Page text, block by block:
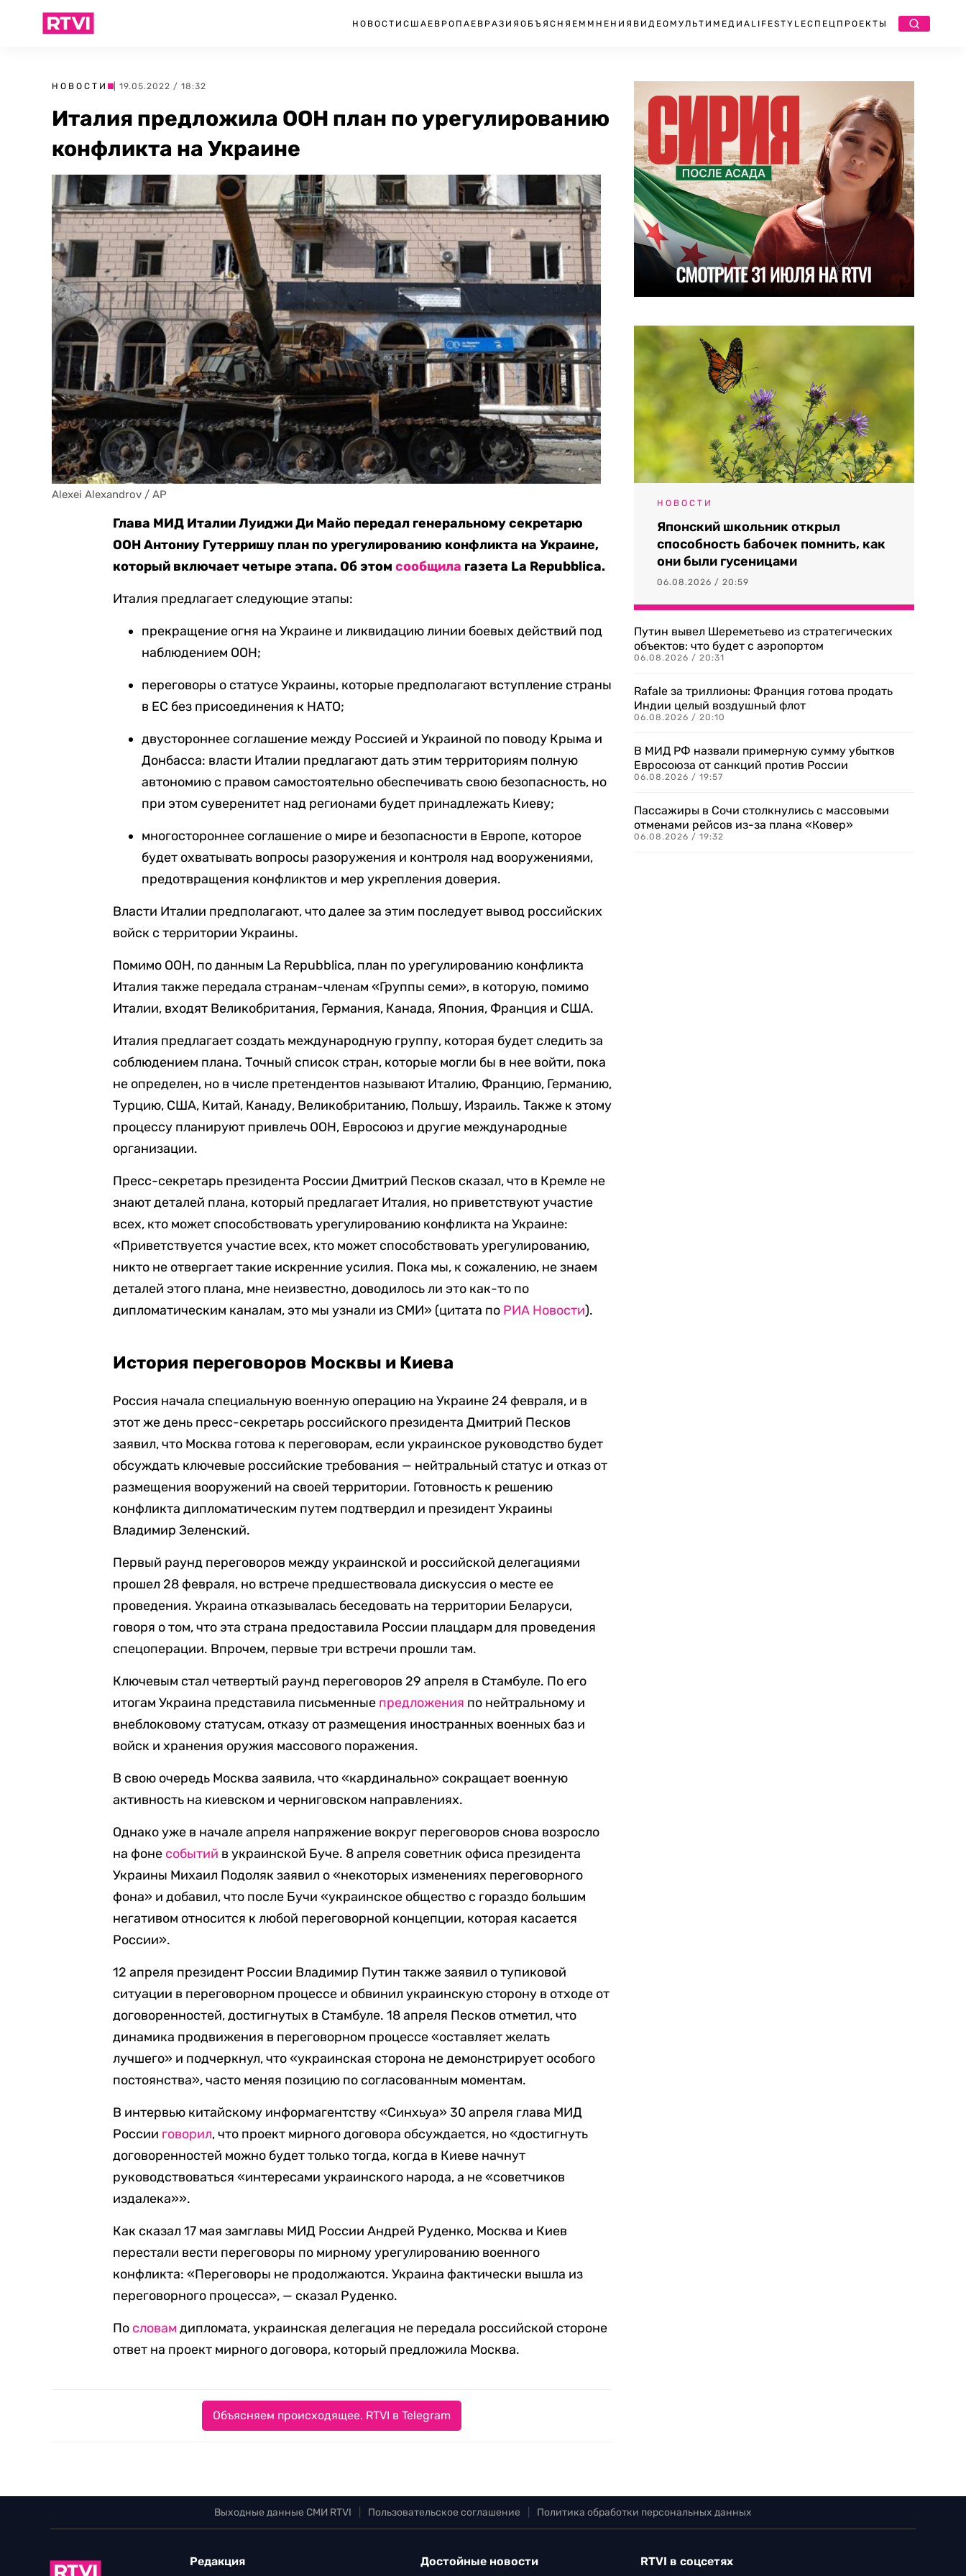
НОВОСТИ США ЕВРОПА ЕВРАЗИЯ ОБЪЯСНЯЕМ МНЕНИЯ ВИДЕО МУЛЬТИМЕДИА LIFESTYLEСПЕЦПРОЕКТЫ
НОВОСТИ | 19.05.2022 / 18:32
Италия предложила ООН план по урегулированию
конфликта на Украине
Alexei Alexandrov / AP
Глава МИД Италии Луиджи Ди Майо передал генеральному секретарю
ООН Антониу Гутерришу план по урегулированию конфликта на Украине,
который включает четыре этапа. Об этомсообщила газета La Repubblica.
Италия предлагает следующие этапы:
прекращение огня на Украине и ликвидацию линии боевых действий под
наблюдением ООН;
переговоры о статусе Украины, которые предполагают вступление страны
в ЕС без присоединения к НАТО;
двустороннее соглашение между Россией и Украиной по поводу Крыма и
Донбасса: власти Италии предлагают дать этим территориям полную
автономию с правом самостоятельно обеспечивать свою безопасность, но
при этом суверенитет над регионами будет принадлежать Киеву;
многостороннее соглашение о мире и безопасности в Европе, которое
будет охватывать вопросы разоружения и контроля над вооружениями,
предотвращения конфликтов и мер укрепления доверия.
Власти Италии предполагают, что далее за этим последует вывод российских
войск с территории Украины.
Помимо ООН, по данным La Repubblica, план по урегулированию конфликта
Италия также передала странам-членам «Группы семи», в которую, помимо
Италии, входят Великобритания, Германия, Канада, Япония, Франция и США.
Италия предлагает создать международную группу, которая будет следить за
соблюдением плана. Точный список стран, которые могли бы в нее войти, пока
не определен, но в числе претендентов называют Италию, Францию, Германию,
Турцию, США, Китай, Канаду, Великобританию, Польшу, Израиль. Также к этому
процессу планируют привлечь ООН, Евросоюз и другие международные
организации.
Пресс-секретарь президента России Дмитрий Песков сказал, что в Кремле не
знают деталей плана, который предлагает Италия, но приветствуют участие
всех, кто может способствовать урегулированию конфликта на Украине:
«Приветствуется участие всех, кто может способствовать урегулированию,
никто не отвергает такие искренние усилия. Пока мы, к сожалению, не знаем
деталей этого плана, мне неизвестно, доводилось ли это как-то по
дипломатическим каналам, это мы узнали из СМИ» (цитата по РИА Новости).
История переговоров Москвы и Киева
Россия начала специальную военную операцию на Украине 24 февраля, и в
этот же день пресс-секретарь российского президента Дмитрий Песков
заявил, что Москва готова к переговорам, если украинское руководство будет
обсуждать ключевые российские требования — нейтральный статус и отказ от
размещения вооружений на своей территории. Готовность к решению
конфликта дипломатическим путем подтвердил и президент Украины
Владимир Зеленский.
Первый раунд переговоров между украинской и российской делегациями
прошел 28 февраля, но встрече предшествовала дискуссия о месте ее
проведения. Украина отказывалась беседовать на территории Беларуси,
говоря о том, что эта страна предоставила России плацдарм для проведения
спецоперации. Впрочем, первые три встречи прошли там.
Ключевым стал четвертый раунд переговоров 29 апреля в Стамбуле. По его
итогам Украина представила письменные предложения по нейтральному и
внеблоковому статусам, отказу от размещения иностранных военных баз и
войск и хранения оружия массового поражения.
В свою очередь Москва заявила, что «кардинально» сокращает военную
активность на киевском и черниговском направлениях.
Однако уже в начале апреля напряжение вокруг переговоров снова возросло
на фоне событий в украинской Буче. 8 апреля советник офиса президента
Украины Михаил Подоляк заявил о «некоторых изменениях переговорного
фона» и добавил, что после Бучи «украинское общество с гораздо большим
негативом относится к любой переговорной концепции, которая касается
России».
12 апреля президент России Владимир Путин также заявил о тупиковой
ситуации в переговорном процессе и обвинил украинскую сторону в отходе от
договоренностей, достигнутых в Стамбуле. 18 апреля Песков отметил, что
динамика продвижения в переговорном процессе «оставляет желать
лучшего» и подчеркнул, что «украинская сторона не демонстрирует особого
постоянства», часто меняя позицию по согласованным моментам.
В интервью китайскому информагентству «Синхьуа» 30 апреля глава МИД
России говорил, что проект мирного договора обсуждается, но «достигнуть
договоренностей можно будет только тогда, когда в Киеве начнут
руководствоваться «интересами украинского народа, а не «советчиков
издалека»».
Как сказал 17 мая замглавы МИД России Андрей Руденко, Москва и Киев
перестали вести переговоры по мирному урегулированию военного
конфликта: «Переговоры не продолжаются. Украина фактически вышла из
переговорного процесса», — сказал Руденко.
По словам дипломата, украинская делегация не передала российской стороне
ответ на проект мирного договора, который предложила Москва.
Объясняем происходящее. RTVI в Telegram
НОВОСТИ
Японский школьник открыл
способность бабочек помнить, как
они были гусеницами
06.08.2026 / 20:59
Путин вывел Шереметьево из стратегических
объектов: что будет с аэропортом
06.08.2026 / 20:31
Rafale за триллионы: Франция готова продать
Индии целый воздушный флот
06.08.2026 / 20:10
В МИД РФ назвали примерную сумму убытков
Евросоюза от санкций против России
06.08.2026 / 19:57
Пассажиры в Сочи столкнулись с массовыми
отменами рейсов из-за плана «Ковер»
06.08.2026 / 19:32
Выходные данные СМИ RTVI Пользовательское соглашение Политика обработки персональных данных
Редакция Достойные новости RTVI в соцсетях